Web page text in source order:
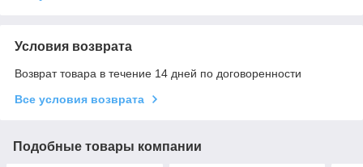
Условия возврата
Возврат товара в течение 14 дней по договоренности
Все условия возврата
Подобные товары компании